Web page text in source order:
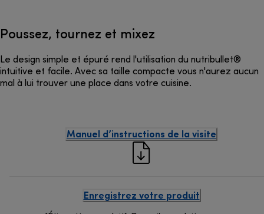
Poussez, tournez et mixez
Le design simple et épuré rend l'utilisation du nutribullet®
intuitive et facile. Avec sa taille compacte vous n'aurez aucun
mal à lui trouver une place dans votre cuisine.
Manuel d’instructions de la visite
Enregistrez votre produit